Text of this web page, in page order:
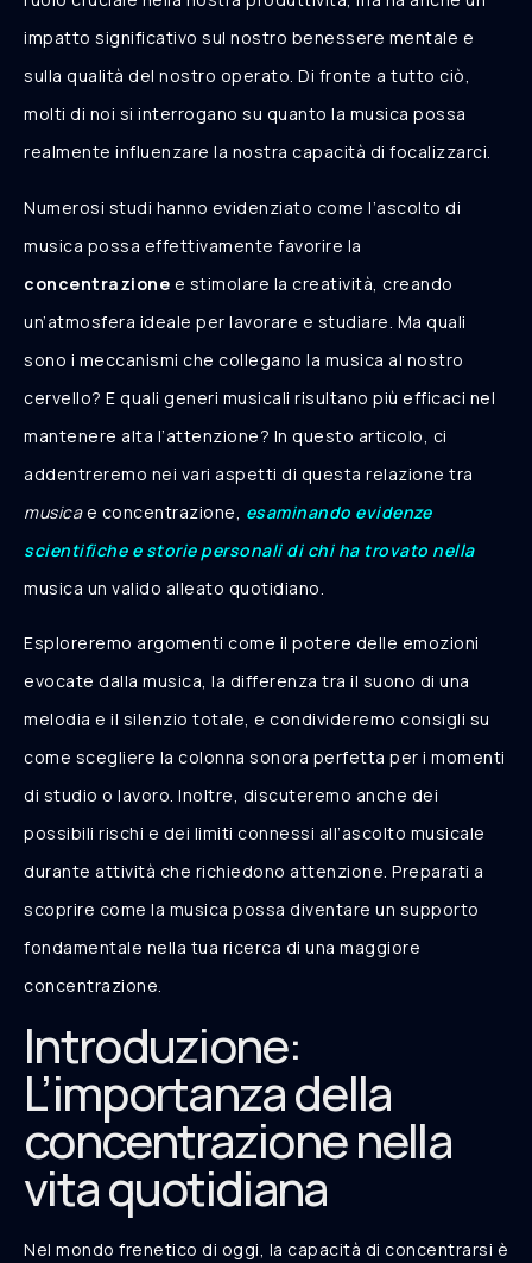
impatto significativo sul nostro benessere mentale e
sulla qualità del nostro operato. Di fronte a tutto ciò,
molti di noi si interrogano su quanto la musica possa
realmente influenzare la nostra capacità di focalizzarci.
Numerosi studi hanno evidenziato come l’ascolto di
musica possa effettivamente favorire la
concentrazione e stimolare la creatività, creando
un’atmosfera ideale per lavorare e studiare. Ma quali
sono i meccanismi che collegano la musica al nostro
cervello? E quali generi musicali risultano più efficaci nel
mantenere alta l’attenzione? In questo articolo, ci
addentreremo nei vari aspetti di questa relazione tra
musicae concentrazione, esaminando evidenze
scientifiche e storie personali di chi ha trovato nella
musica un valido alleato quotidiano.
Esploreremo argomenti come il potere delle emozioni
evocate dalla musica, la differenza tra il suono di una
melodia e il silenzio totale, e condivideremo consigli su
come scegliere la colonna sonora perfetta per i momenti
di studio o lavoro. Inoltre, discuteremo anche dei
possibili rischi e dei limiti connessi all’ascolto musicale
durante attività che richiedono attenzione. Preparati a
scoprire come la musica possa diventare un supporto
fondamentale nella tua ricerca di una maggiore
concentrazione.
Introduzione:
L’importanza della
concentrazione nella
vita quotidiana
Nel mondo frenetico di oggi, la capacità di concentrarsi è